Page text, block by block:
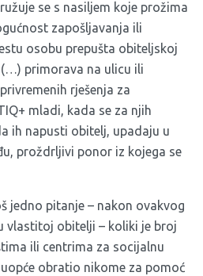
se s nasiljem koje prožima
zapošljavanja ili
osobu prepušta obiteljskoj
primorava na ulicu ili
rješenja za
mladi, kada se za njih
ih napusti obitelj, upadaju u
proždrljivi ponor iz kojega se
jedno pitanje – nakon ovakvog
vlastitoj obitelji – koliki je broj
ili centrima za socijalnu
obratio nikome za pomoć